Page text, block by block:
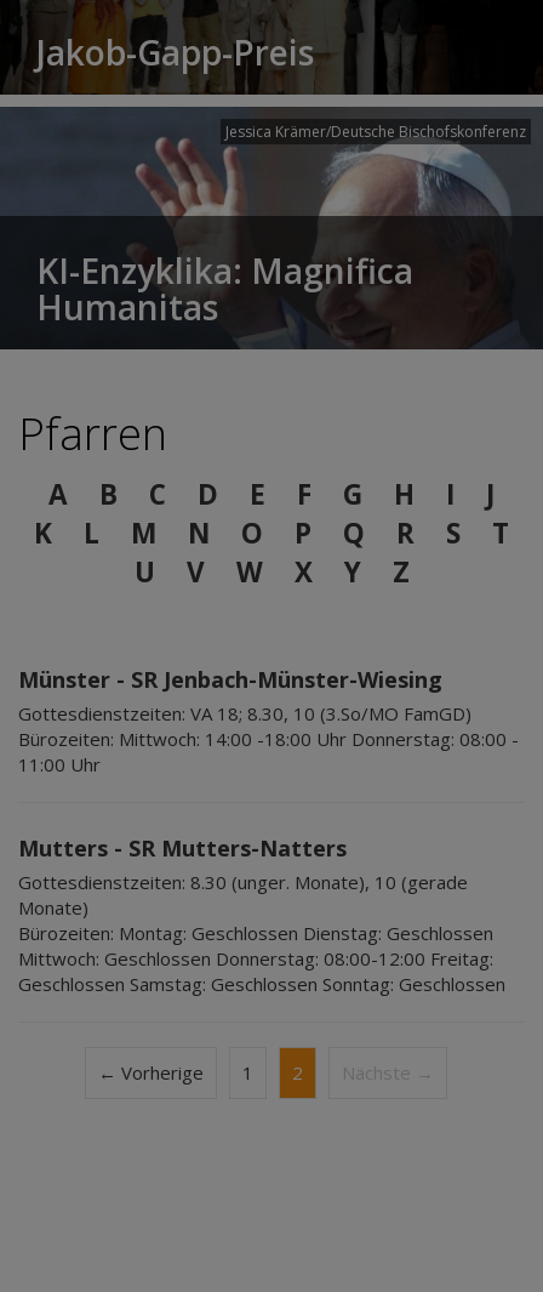
Jakob-Gapp-Preis
Jessica Krämer/Deutsche Bischofskonferenz
KI-Enzyklika: Magnifica
Humanitas
Pfarren
A B C D E F G H I
J
K
L M N O P Q R S
T
U
V W X Y Z
Münster - SR Jenbach-Münster-Wiesing
Gottesdienstzeiten: VA 18; 8.30, 10 (3.So/MO FamGD)
Bürozeiten: Mittwoch: 14:00 -18:00 Uhr Donnerstag: 08:00 -
11:00 Uhr
Mutters - SR Mutters-Natters
Gottesdienstzeiten: 8.30 (unger. Monate), 10 (gerade
Monate)
Bürozeiten: Montag: Geschlossen Dienstag: Geschlossen
Mittwoch: Geschlossen Donnerstag: 08:00-12:00 Freitag:
Geschlossen Samstag: Geschlossen Sonntag: Geschlossen
← Vorherige 1 2 Nächste →